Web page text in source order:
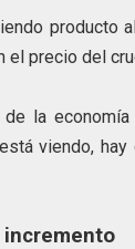
producto
el precio del
la
viendo,
incremento